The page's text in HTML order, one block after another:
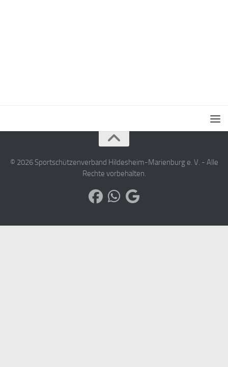
© 2026 Sportschützenverband Hildesheim-Marienburg e. V. - Alle
Rechte vorbehalten.